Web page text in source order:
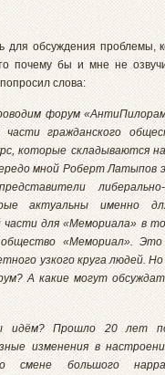
для обсуждения проблемы,
почему бы и мне не
слова:
форум
гражданского
которые складываются
мной Роберт Латыпов
либерально-
актуальны именно
для «Мемориала» в
«Мемориал».
узкого круга людей.
А какие могут
идём? Прошло 20 лет
изменения в
смене большого